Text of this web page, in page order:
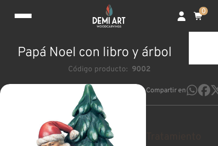
0
Papá Noel con libro y árbol
Código producto: 9002
Compartir en